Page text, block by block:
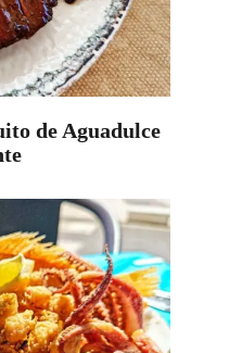
de Aguadulce